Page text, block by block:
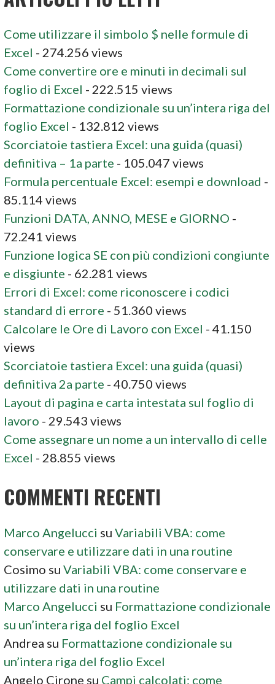
Come utilizzare il simbolo $ nelle formule di
Excel - 274.256 views
Come convertire ore e minuti in decimali sul
foglio di Excel - 222.515 views
Formattazione condizionale su un’intera riga del
foglio Excel - 132.812 views
Scorciatoie tastiera Excel: una guida (quasi)
definitiva – 1a parte - 105.047 views
Formula percentuale Excel: esempi e download -
85.114 views
Funzioni DATA, ANNO, MESE e GIORNO -
72.241 views
Funzione logica SE con più condizioni congiunte
e disgiunte - 62.281 views
Errori di Excel: come riconoscere i codici
standard di errore - 51.360 views
Calcolare le Ore di Lavoro con Excel - 41.150
views
Scorciatoie tastiera Excel: una guida (quasi)
definitiva 2a parte - 40.750 views
Layout di pagina e carta intestata sul foglio di
lavoro - 29.543 views
Come assegnare un nome a un intervallo di celle
Excel - 28.855 views
COMMENTI RECENTI
Marco Angelucci suVariabili VBA: come
conservare e utilizzare dati in una routine
Cosimo suVariabili VBA: come conservare e
utilizzare dati in una routine
Marco Angelucci su Formattazione condizionale
su un’intera riga del foglio Excel
Andrea su Formattazione condizionale su
un’intera riga del foglio Excel
Angelo Cirone su Campi calcolati: come